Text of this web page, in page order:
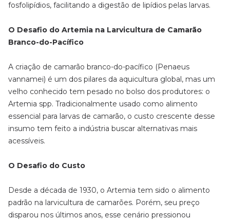
fosfolipídios, facilitando a digestão de lipídios pelas larvas.
O Desafio do Artemia na Larvicultura de Camarão
Branco-do-Pacífico
A criação de camarão branco-do-pacífico (Penaeus
vannamei) é um dos pilares da aquicultura global, mas um
velho conhecido tem pesado no bolso dos produtores: o
Artemia spp. Tradicionalmente usado como alimento
essencial para larvas de camarão, o custo crescente desse
insumo tem feito a indústria buscar alternativas mais
acessíveis.
O Desafio do Custo
Desde a década de 1930, o Artemia tem sido o alimento
padrão na larvicultura de camarões. Porém, seu preço
disparou nos últimos anos, esse cenário pressionou